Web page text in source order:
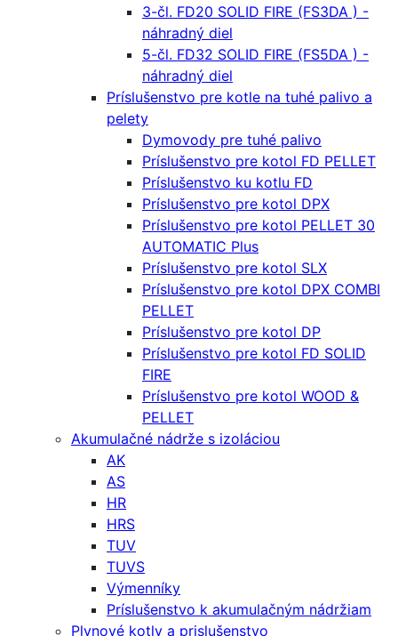
3-čl. FD20 SOLID FIRE (FS3DA ) -
náhradný diel
5-čl. FD32 SOLID FIRE (FS5DA ) -
náhradný diel
Príslušenstvo pre kotle na tuhé palivo a
pelety
Dymovody pre tuhé palivo
Príslušenstvo pre kotol FD PELLET
Príslušenstvo ku kotlu FD
Príslušenstvo pre kotol DPX
Príslušenstvo pre kotol PELLET 30
AUTOMATIC Plus
Príslušenstvo pre kotol SLX
Príslušenstvo pre kotol DPX COMBI
PELLET
Príslušenstvo pre kotol DP
Príslušenstvo pre kotol FD SOLID
FIRE
Príslušenstvo pre kotol WOOD &
PELLET
Akumulačné nádrže s izoláciou
AK
AS
HR
HRS
TUV
TUVS
Výmenníky
Príslušenstvo k akumulačným nádržiam
Plynové kotly a prislušenstvo